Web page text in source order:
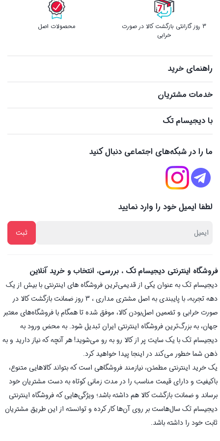
3 روز گارانتی بازگشت کالا در صورت
خرابی
محصولات اصل
راهنمای خرید
خدمات مشتریان
با دیجیسام تک
ما را در شبکه‌های اجتماعی دنبال کنید
لطفا ایمیل خود را وارد نمایید
فروشگاه اینترنتی دیجیسام تک ، بررسی، انتخاب و خرید آنلاین
دیجیسام تک به عنوان یکی از قدیمی‌ترین فروشگاه های اینترنتی با بیش از یک
دهه تجربه، با پایبندی به اصل مشتری مداری ، 3 روز ضمانت بازگشت کالا در
صورت خرابی و تضمین اصل‌بودن کالا، موفق شده تا همگام با فروشگاه‌های معتبر
جهان، به بزرگ‌ترین فروشگاه اینترنتی ایران تبدیل شود. به محض ورود به
دیجیسام تک با یک سایت پر از کالا رو به رو می‌شوید! هر آنچه که نیاز دارید و به
ذهن شما خطور می‌کند در اینجا پیدا خواهید کرد.
یک خرید اینترنتی مطمئن، نیازمند فروشگاهی است که بتواند کالاهایی متنوع،
باکیفیت و دارای قیمت مناسب را در مدت زمانی کوتاه به دست مشتریان خود
برساند و ضمانت بازگشت کالا هم داشته باشد؛ ویژگی‌هایی که فروشگاه اینترنتی
دیجیسام تک سال‌هاست بر روی آن‌ها کار کرده و توانسته از این طریق مشتریان
ثابت خود را داشته باشد.